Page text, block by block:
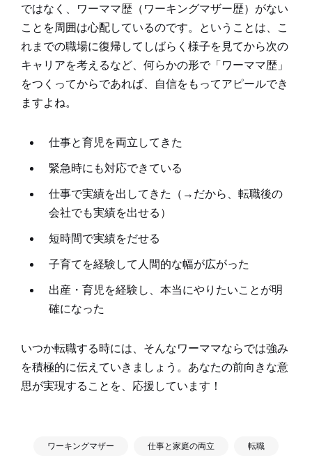
ではなく、ワーママ歴（ワーキングマザー歴）がない
ことを周囲は心配しているのです。ということは、こ
れまでの職場に復帰してしばらく様子を見てから次の
キャリアを考えるなど、何らかの形で「ワーママ歴」
をつくってからであれば、自信をもってアピールでき
ますよね。
仕事と育児を両立してきた
緊急時にも対応できている
仕事で実績を出してきた（→だから、転職後の
会社でも実績を出せる）
短時間で実績をだせる
子育てを経験して人間的な幅が広がった
出産・育児を経験し、本当にやりたいことが明
確になった
いつか転職する時には、そんなワーママならでは強み
を積極的に伝えていきましょう。あなたの前向きな意
思が実現することを、応援しています！
ワーキングマザー 仕事と家庭の両立 転職